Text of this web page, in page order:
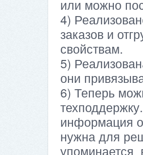
или можно
4)
заказов и
свойствам.
5)
они
6) Теперь
информация
нужна для
упоминается